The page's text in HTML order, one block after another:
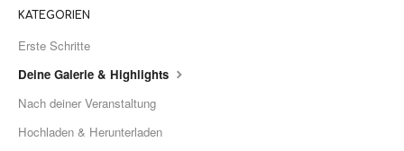
KATEGORIEN
Erste Schritte
Deine Galerie & Highlights
Nach deiner Veranstaltung
Hochladen & Herunterladen